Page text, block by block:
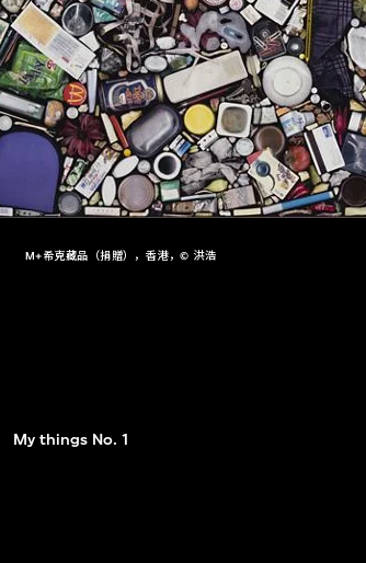
M+希克藏品（捐贈），香港，© 洪浩
My things No. 1